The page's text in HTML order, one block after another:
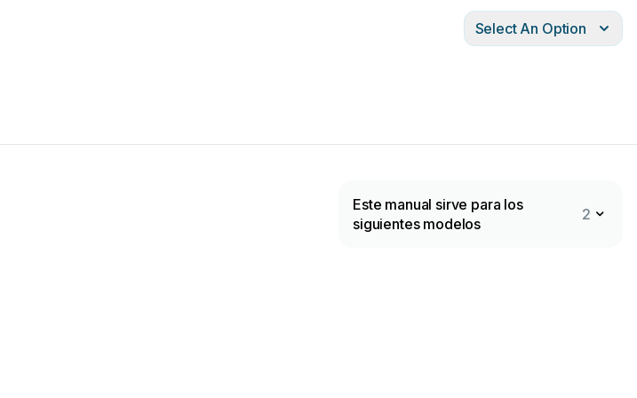
Select An Option
Este manual sirve para los
siguientes modelos
2